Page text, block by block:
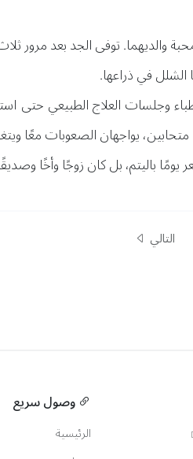
والديهما. توفى الجد بعد مرور
الشلل في ذراعها.
وجلسات العلاج الطبيعي حتى
متحابين، يواجهان الصعوبات معًا
يومًا باليتم، بل كان زوجًا وأخًا
التالي
وصول سريع
الرئيسية